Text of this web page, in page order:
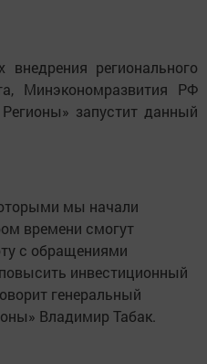
регионального
Минэкономразвития РФ
запустит данный
мы начали
времени смогут
с обращениями
инвестиционный
генеральный
Владимир Табак.